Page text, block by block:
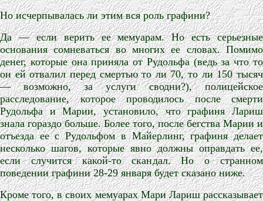
Но исчерпывалась ли этим вся роль графини?
Да — если верить ее мемуарам. Но есть серьезные
основания сомневаться во многих ее словах. Помимо
денег, которые она приняла от Рудольфа (ведь за что то
он ей отвалил перед смертью то ли 70, то ли 150 тысяч
— возможно, за услуги сводни?), полицейское
расследование, которое проводилось после смерти
Рудольфа и Марии, установило, что графиня Лариш
знала гораздо больше. Более того, после бегства Марии и
отъезда ее с Рудольфом в Майерлинг, графиня делает
несколько шагов, которые явно должны оправдать ее,
если случится какой-то скандал. Но о странном
поведении графини 28-29 января будет сказано ниже.
Кроме того, в своих мемуарах Мари Лариш рассказывает